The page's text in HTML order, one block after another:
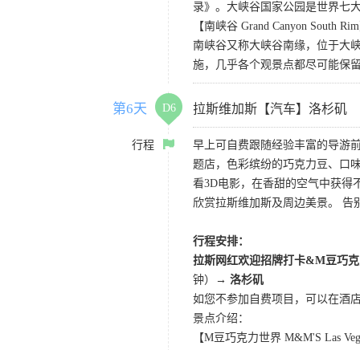
录》。大峡谷国家公园是世界七
【南峡谷 Grand Canyon South
南峡谷又称大峡谷南缘，位于大
施，几乎各个观景点都尽可能保
第6天 D6 拉斯维加斯【汽车】洛杉矶
行程
早上可自费跟随经验丰富的导游
题店，色彩缤纷的巧克力豆、口
看3D电影，在香甜的空气中获得
欣赏拉斯维加斯及周边美景。
行程安排：
拉斯网红欢迎招牌打卡&M豆巧
钟）
→ 洛杉矶
如您不参加自费项目，可以在酒
景点介绍：
【M豆巧克力世界 M&M'S Las